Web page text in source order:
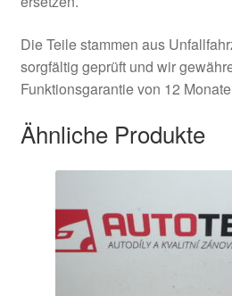
Die Teile stammen aus
sorgfältig geprüft und wir
Funktionsgarantie von 12
Ähnliche Produkte